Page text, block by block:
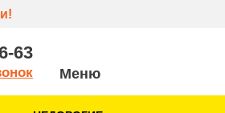
63